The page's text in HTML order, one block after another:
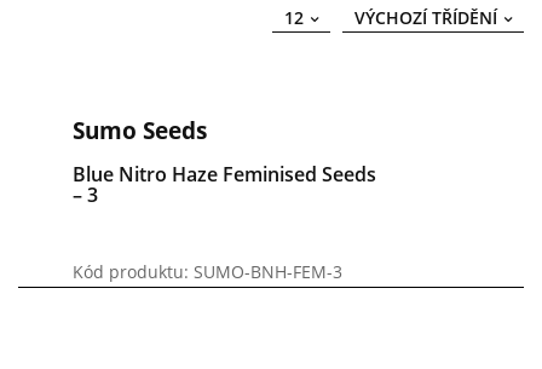
VÝCHOZÍ TŘÍDĚNÍ
12
Sumo Seeds
Blue Nitro Haze Feminised Seeds
– 3
Kód produktu: SUMO-BNH-FEM-3